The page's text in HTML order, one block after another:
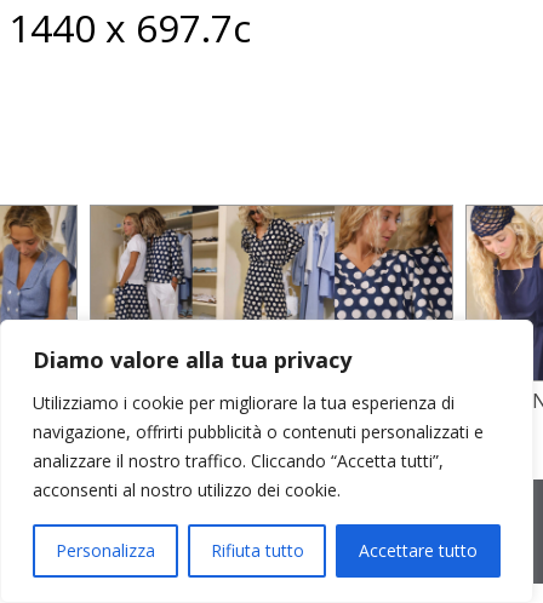
Diamo valore alla tua privacy
Utilizziamo i cookie per migliorare la tua esperienza di
navigazione, offrirti pubblicità o contenuti personalizzati e
analizzare il nostro traffico. Cliccando “Accetta tutti”,
acconsenti al nostro utilizzo dei cookie.
Personalizza Rifiuta tutto Accettare tutto
1440 x 697.7c
STAMPA SU CREPE SETA E POPELINE
COTONE
GARZA
2026 © Cristina Bonfanti| sede operativa: Via Emilia 8, 20881
Bernareggio MB | sede legale: via Duca degli Abruzzi 7/A, 20871
Vimercate MB | r.e.a.: MB-2559099 | C.F / P.IVA IT10810090968 |